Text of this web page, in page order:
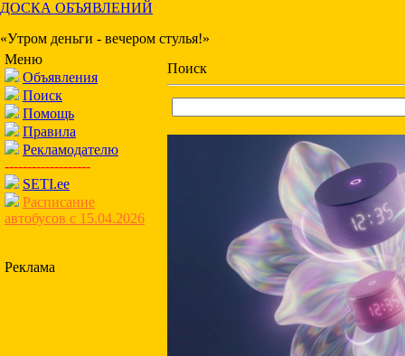
ДОСКА ОБЪЯВЛЕНИЙ
«Утром деньги - вечером стулья!»
Меню
Объявления
Поиск
Помощь
Правила
Рекламодателю
-------------------
SETI.ee
Расписание
автобусов с 15.04.2026
Реклама
Поиск